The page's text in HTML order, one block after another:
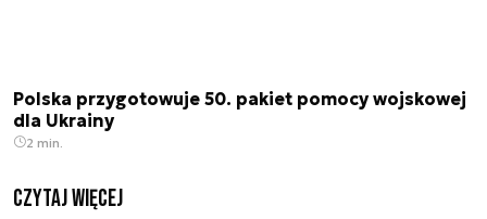
Polska przygotowuje 50. pakiet pomocy wojskowej
dla Ukrainy
2 min.
czytaj więcej